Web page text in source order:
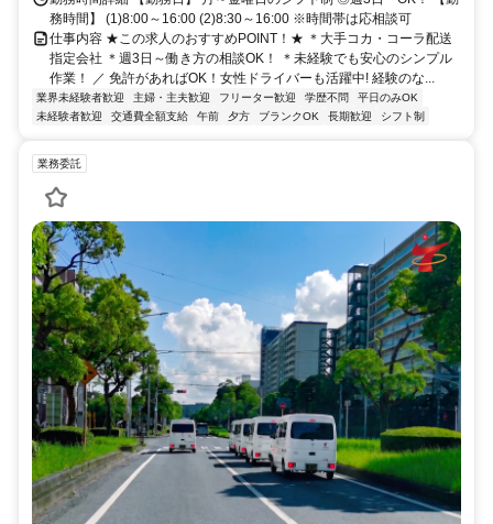
務時間】 (1)8:00～16:00 (2)8:30～16:00 ※時間帯は応相談可
仕事内容 ★この求人のおすすめPOINT！★ ＊大手コカ・コーラ配送
指定会社 ＊週3日～働き方の相談OK！ ＊未経験でも安心のシンプル
作業！ ／ 免許があればOK！⼥性ドライバーも活躍中! 経験のな...
業界未経験者歓迎 主婦・主夫歓迎 フリーター歓迎 学歴不問
平日のみOK
未経験者歓迎
交通費全額支給 午前 夕方 ブランクOK 長期歓迎 シフト制
業務委託